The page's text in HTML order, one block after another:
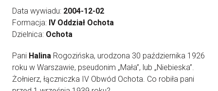
Data wywiadu: 2004-12-02
Formacja: IV Oddział Ochota
Dzielnica: Ochota
Pani Halina Rogozińska, urodzona 30 października 1926
roku w Warszawie, pseudonim „Mała”, lub „Niebieska”.
Żołnierz, łączniczka IV Obwód Ochota. Co robiła pani